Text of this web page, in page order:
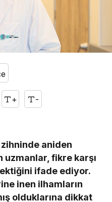
+ -
aniden
fikre karşı
ifade ediyor.
inen ilhamların
olduklarına dikkat